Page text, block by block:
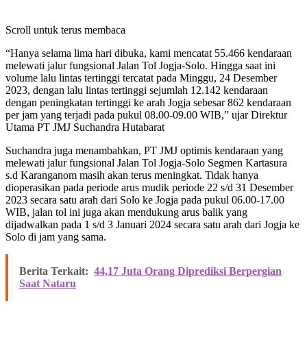
Scroll untuk terus membaca
“Hanya selama lima hari dibuka, kami mencatat 55.466 kendaraan
melewati jalur fungsional Jalan Tol Jogja-Solo. Hingga saat ini
volume lalu lintas tertinggi tercatat pada Minggu, 24 Desember
2023, dengan lalu lintas tertinggi sejumlah 12.142 kendaraan
dengan peningkatan tertinggi ke arah Jogja sebesar 862 kendaraan
per jam yang terjadi pada pukul 08.00-09.00 WIB,” ujar Direktur
Utama PT JMJ Suchandra Hutabarat
Suchandra juga menambahkan, PT JMJ optimis kendaraan yang
melewati jalur fungsional Jalan Tol Jogja-Solo Segmen Kartasura
s.d Karanganom masih akan terus meningkat. Tidak hanya
dioperasikan pada periode arus mudik periode 22 s/d 31 Desember
2023 secara satu arah dari Solo ke Jogja pada pukul 06.00-17.00
WIB, jalan tol ini juga akan mendukung arus balik yang
dijadwalkan pada 1 s/d 3 Januari 2024 secara satu arah dari Jogja ke
Solo di jam yang sama.
Berita Terkait: 44,17 Juta Orang Diprediksi Berpergian
Saat Nataru